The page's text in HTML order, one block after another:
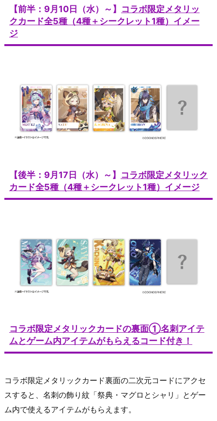
【前半：9月10日（水）～】 コラボ限定メタリッ
クカード全5種（4種＋シークレット1種）イメー
ジ
【後半：9月17日（水）～】 コラボ限定メタリック
カード全5種（4種＋シークレット1種）イメージ
コラボ限定メタリックカードの裏面①名刺アイテ
ムとゲーム内アイテムがもらえるコード付き！
コラボ限定メタリックカード裏面の二次元コードにアクセ
スすると、名刺の飾り紋「祭典・マグロとシャリ」とゲー
ム内で使えるアイテムがもらえます。